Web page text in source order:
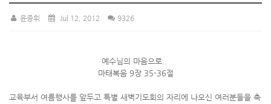
윤종휘 Jul 12, 2012 9326
예수님의 마음으로..
마태복음 9장 35-36절
교육부서 여름행사를 앞두고 특별 새벽기도회의 자리에 나오신 여러분들을 축